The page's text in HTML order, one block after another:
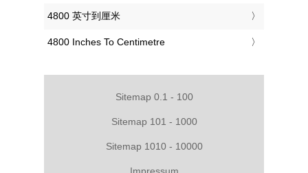
‎4800 英寸到厘米
‎4800 Inches To Centimetre
Sitemap 0.1 - 100
Sitemap 101 - 1000
Sitemap 1010 - 10000